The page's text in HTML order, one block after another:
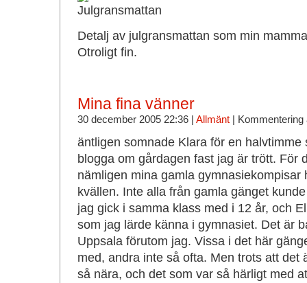
Detalj av julgransmattan som min
Otroligt fin.
Mina fina vänner
30 december 2005 22:36 | Allmänt| Kommentering
äntligen somnade Klara för en halvtimme
blogga om gårdagen fast jag är trött. För
nämligen mina gamla gymnasiekompisar
kvällen. Inte alla från gamla gänget
jag gick i samma klass med i 12 år, och
som jag lärde känna i gymnasiet. Det är
Uppsala förutom jag. Vissa i det här
med, andra inte så ofta. Men trots att det
så nära, och det som var så härligt med